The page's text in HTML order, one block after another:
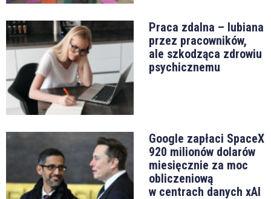
Praca zdalna – lubiana
przez pracowników,
ale szkodząca zdrowiu
psychicznemu
Google zapłaci SpaceX
920 milionów dolarów
miesięcznie za moc
obliczeniową
w centrach danych xAI